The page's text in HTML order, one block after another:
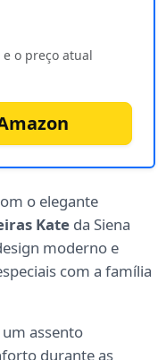
o preço atual
o elegante
Kate da Siena
moderno e
com a família
assento
durante as